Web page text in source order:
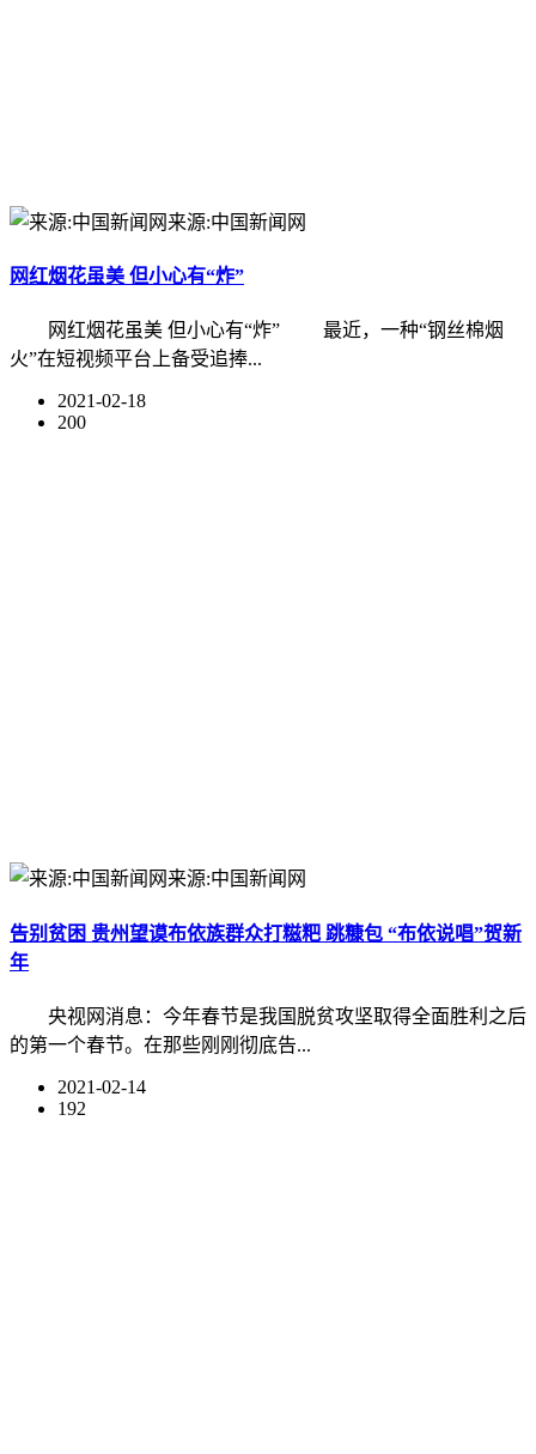
来源:中国新闻网
网红烟花虽美 但小心有“炸”
网红烟花虽美 但小心有“炸” 最近，一种“钢丝棉烟
火”在短视频平台上备受追捧...
2021-02-18
200
来源:中国新闻网
告别贫困 贵州望谟布依族群众打糍粑 跳糠包 “布依说唱”贺新
年
央视网消息：今年春节是我国脱贫攻坚取得全面胜利之后
的第一个春节。在那些刚刚彻底告...
2021-02-14
192